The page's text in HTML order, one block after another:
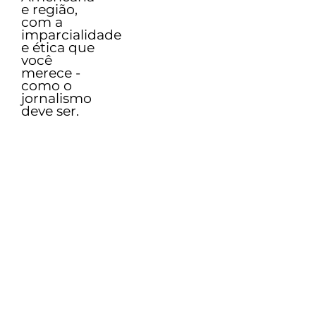
e região,
com a
imparcialidade
e ética que
você
merece -
como o
jornalismo
deve ser.